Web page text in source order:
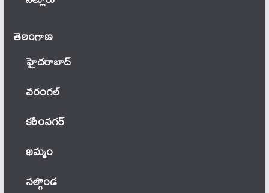
తెలంగాణ‌
హైదరాబాద్
వ‌రంగ‌ల్
కరీంనగర్
ఖ‌మ్మం
నల్గొండ